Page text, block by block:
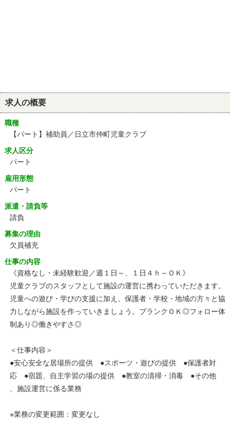
求人の概要
職種
【パート】補助員／日立市仲町児童クラブ
求人区分
パート
雇用形態
パート
派遣・請負等
請負
募集の理由
欠員補充
仕事の内容
《資格なし・未経験歓迎／週１日～、１日４ｈ～ＯＫ》
児童クラブのスタッフとして施設の運営に携わっていただきます。
児童への遊び・学びの支援に加え、保護者・学校・地域の方々と協
力しながら施設を作っていきましょう。ブランクＯＫ◎フォロー体
制あり◎働きやすさ◎
＜仕事内容＞
●安心安全な居場所の提供 ●スポーツ・遊びの提供 ●保護者対
応 ●宿題、自主学習の場の提供 ●教室の清掃・消毒 ●その他
、施設運営に係る業務
※業務の変更範囲：変更なし